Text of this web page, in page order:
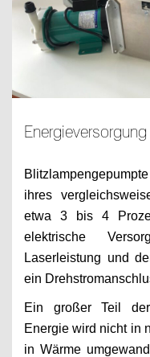
ihres
etwa 3 bis 4
elektrische
Laserleistung und
ein
Ein großer Teil der
Energie wird nicht in
in Wärme